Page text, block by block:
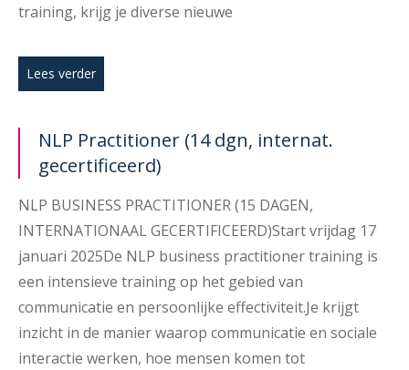
training, krijg je diverse nieuwe
Lees verder
NLP Practitioner (14 dgn, internat.
gecertificeerd)
NLP BUSINESS PRACTITIONER (15 DAGEN,
INTERNATIONAAL GECERTIFICEERD)Start vrijdag 17
januari 2025De NLP business practitioner training is
een intensieve training op het gebied van
communicatie en persoonlijke effectiviteit.Je krijgt
inzicht in de manier waarop communicatie en sociale
interactie werken, hoe mensen komen tot